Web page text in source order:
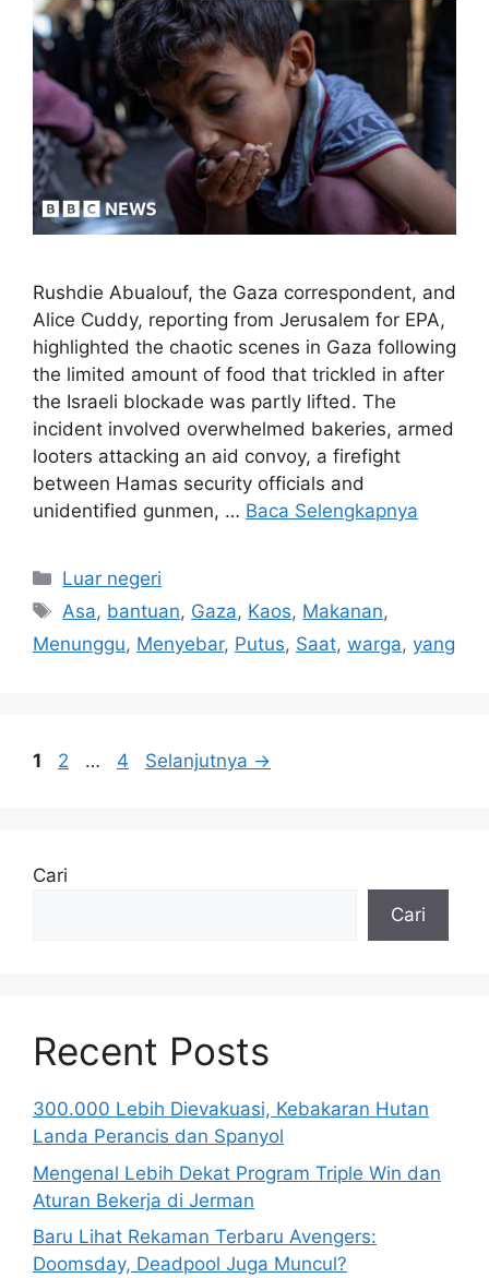
Rushdie Abualouf, the Gaza correspondent, and
Alice Cuddy, reporting from Jerusalem for EPA,
highlighted the chaotic scenes in Gaza following
the limited amount of food that trickled in after
the Israeli blockade was partly lifted. The
incident involved overwhelmed bakeries, armed
looters attacking an aid convoy, a firefight
between Hamas security officials and
unidentified gunmen, … Baca Selengkapnya
Kategori
Luar negeri
Tag
Asa, bantuan, Gaza, Kaos, Makanan,
Menunggu, Menyebar, Putus, Saat, warga, yang
Halaman
1 Halaman
2 … Halaman
4 Selanjutnya →
Cari
Cari
Recent Posts
300.000 Lebih Dievakuasi, Kebakaran Hutan
Landa Perancis dan Spanyol
Mengenal Lebih Dekat Program Triple Win dan
Aturan Bekerja di Jerman
Baru Lihat Rekaman Terbaru Avengers:
Doomsday, Deadpool Juga Muncul?